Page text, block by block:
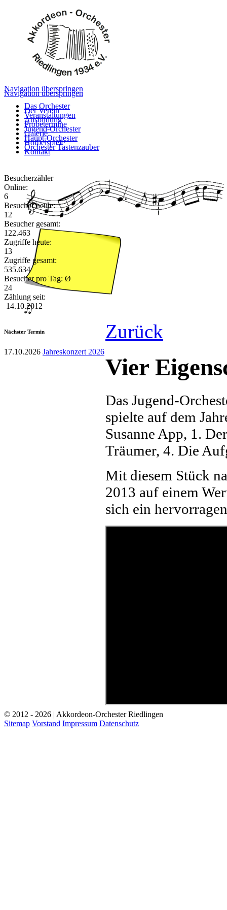
Navigation überspringen
Der Verein
Ausbildung
Jugend-Orchester
Haupt-Orchester
Orchester Tastenzauber
Nächster Termin
17.10.2026 Jahreskonzert 2026
Navigation überspringen
Das Orchester
Veranstaltungen
Probetermine
Galerie
Hörbeispiele
Kontakt
Besucherzähler
Online:
6
Besucher heute:
12
Besucher gesamt:
122.463
Zugriffe heute:
13
Zugriffe gesamt:
535.634
Besucher pro Tag: Ø
24
Zählung seit:
14.10.2012
Zurück
Vier
Das Jugend-
spielte auf dem
Susanne App, 1.
Träumer, 4. Die
Mit diesem Stück
2013 auf einem
sich ein
© 2012 - 2026 | Akkordeon-Orchester Riedlingen
Sitemap Vorstand Impressum Datenschutz